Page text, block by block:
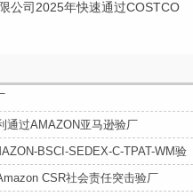
公司2025年快速通过COSTCO
通过AMAZON亚马逊验厂
BSCI-SEDEX-C-TPAT-WM验
CSR社会责任突击验厂